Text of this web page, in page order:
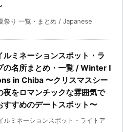
祭り 一覧・まとめ / Japanese
ルミネーションスポット・ラ
の名所まとめ・一覧 / Winter I
in Chiba 〜クリスマスシー
夜をロマンチックな雰囲気で
すすめのデートスポット〜
ルミネーションスポット・ライトア